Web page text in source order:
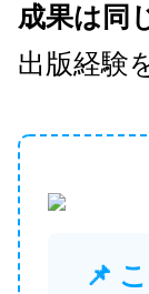
成果は同
出版経験
📌